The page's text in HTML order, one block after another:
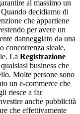
al massimo un
decidiamo di
che appartiene
per avere un
danneggiato da una
concorrenza sleale,
La Registrazione
business che
Molte persone sono
un e-commerce che
riesce a far
anche pubblicità
che effettivamente